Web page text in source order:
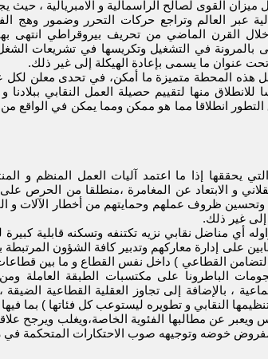
ميزان القوى لصالح الراسمالية و الامبريالية ، حيث
عبر العالم وتراجع حركات التحرر وضمور وهج
خلال القرن الماضي من تحريف بيروقراطي انتهى
بالمرونة في التشغيل وتكريسها في تشريعات
تحت عنوان ما يسمى بإعادة الهيكلة إلى غير ذلك.
هذه المحطة متميزة ما أمكن، في تحدى معلن لكل
للانطلاق منها لتقييم حصيلة العمل النقابي ببلادنا
التطور انطلاقا مما هو ممكن ومما يمكن في الواقع
يحققها إذا ما اعتمد آليات العمل المنظم و
و الابتعاد عن المغامرة ،منطلقا من الحرص
وتحسين ظروف عملهم وحمايتهم من أخطار الآلات و
غير ذلك.
أي مناضل نقابي نزيه تكتنفه وتسكنه قابلية كبيرة
على إدارة معاركهم وتدبير كافة الشؤون المرتبطة
القطاعي ) داخل نفس القطاع و ما بين
الباطرونا على مكتسبات الطبقة العاملة
، بالإضافة إلى تجاوز العقلية القطاعية الضيقة
النقابي و تطويره ليستوعب كل فئاتها ) بما
عن مطالبها الفئوية الخاصة،ويغلب ويرجح
خوضه وتوجيهه صوب الاحتكارات المتحكمة